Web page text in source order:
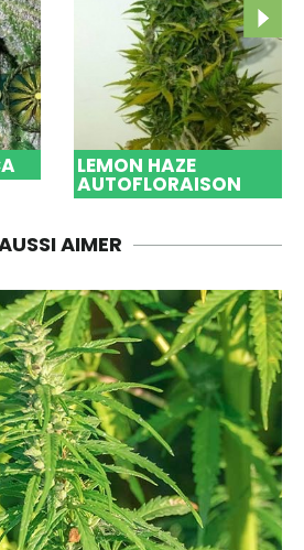
LEMON HAZE
AUTOFLORAISON
AIMER